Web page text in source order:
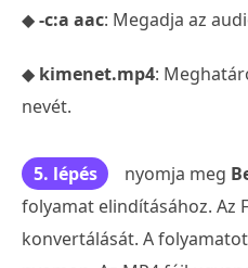
◆-c:a aac: Megadja az
◆ kimenet.mp4:
nevét.
5. lépés nyomja meg
folyamat elindításához. Az
konvertálását. A